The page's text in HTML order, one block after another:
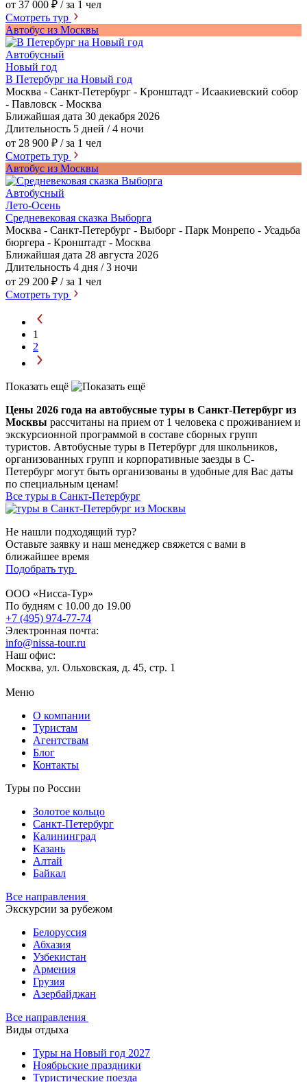
от 37 000 ₽ / за 1 чел
Смотреть тур
Автобус из Москвы
Автобусный
Новый год
В Петербург на Новый год
Москва - Санкт-Петербург - Кронштадт - Исаакиевский собор
- Павловск - Москва
Ближайшая дата 30 декабря 2026
Длительность 5 дней / 4 ночи
от 28 900 ₽ / за 1 чел
Смотреть тур
Автобус из Москвы
Автобусный
Лето-Осень
Средневековая сказка Выборга
Москва - Санкт-Петербург - Выборг - Парк Монрепо - Усадьба
бюргера - Кронштадт - Москва
Ближайшая дата 28 августа 2026
Длительность 4 дня / 3 ночи
от 29 200 ₽ / за 1 чел
Смотреть тур
1
2
Показать ещё
Цены 2026 года на автобусные туры в Санкт-Петербург из
Москвы рассчитаны на прием от 1 человека с проживанием и
экскурсионной программой в составе сборных групп
туристов. Автобусные туры в Петербург для школьников,
организованных групп и корпоративные заезды в С-
Петербург могут быть организованы в удобные для Вас даты
по специальным ценам!
Все туры в Санкт-Петербург
Не нашли подходящий тур?
Оставьте заявку и наш менеджер свяжется с вами в
ближайшее время
Подобрать тур
ООО «Нисса-Тур»
По будням с 10.00 до 19.00
+7 (495) 974-77-74
Электронная почта:
info@nissa-tour.ru
Наш офис:
Москва, ул. Ольховская, д. 45, стр. 1
Меню
О компании
Туристам
Агентствам
Блог
Контакты
Туры по России
Золотое кольцо
Санкт-Петербург
Калининград
Казань
Алтай
Байкал
Все направления
Экскурсии за рубежом
Белоруссия
Абхазия
Узбекистан
Армения
Грузия
Азербайджан
Все направления
Виды отдыха
Туры на Новый год 2027
Ноябрьские праздники
Туристические поезда